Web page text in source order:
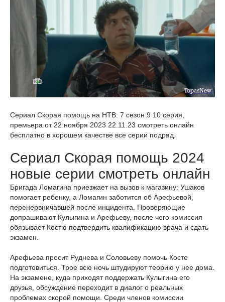
Сериал Скорая помощь на НТВ: 7 сезон 9 10 серия,
премьера от 22 ноября 2023 22.11.23 смотреть онлайн
бесплатно в хорошем качестве все серии подряд.
Сериал Скорая помощь 2024
новые серии смотреть онлайн
Бригада Ломагина приезжает на вызов к магазину: Ушаков
помогает ребенку, а Ломагин заботится об Арефьевой,
перенервничавшей после инцидента. Проверяющие
допрашивают Кулыгина и Арефьеву, после чего комиссия
обязывает Костю подтвердить квалификацию врача и сдать
экзамен.
Арефьева просит Руднева и Соловьеву помочь Косте
подготовиться. Трое всю ночь штудируют теорию у нее дома.
На экзамене, куда приходят поддержать Кулыгина его
друзья, обсуждение переходит в диалог о реальных
проблемах скорой помощи. Среди членов комиссии